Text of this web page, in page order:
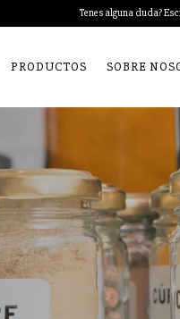
Tenes alguna duda?
PRODUCTOS SOBRE